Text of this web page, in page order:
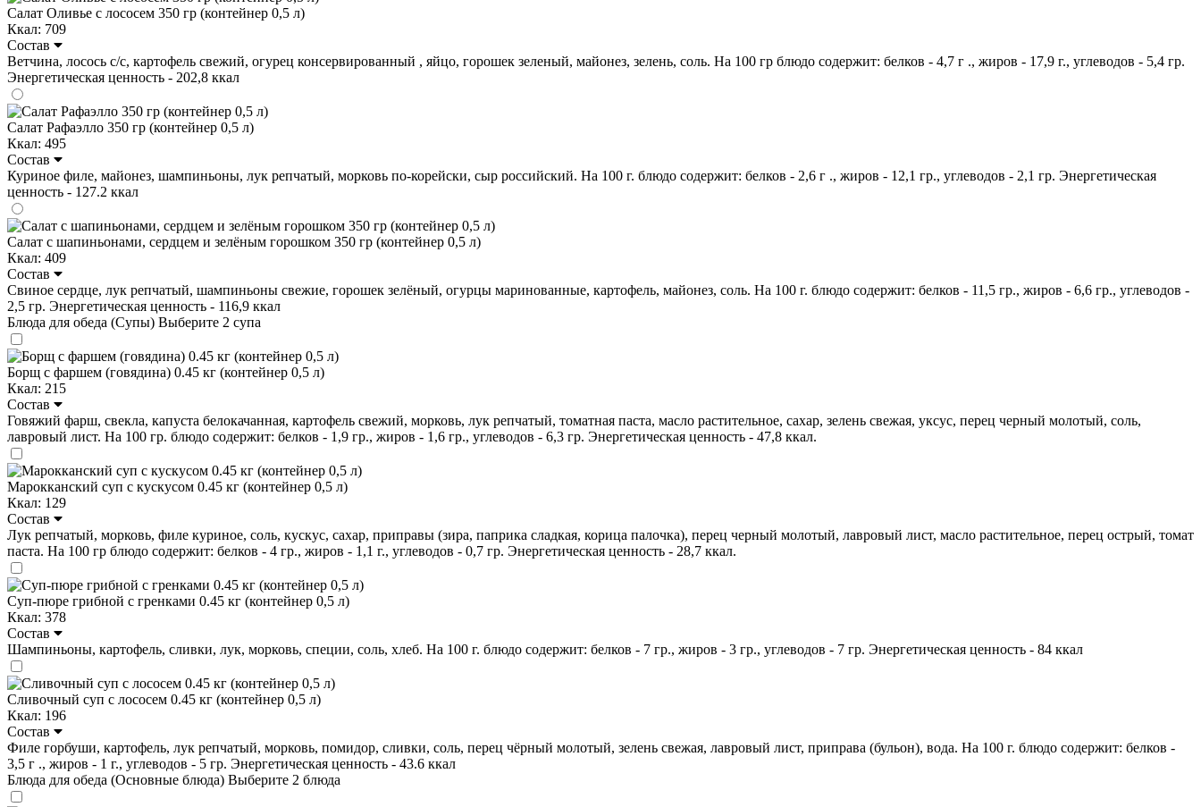
Салат Оливье с лососем 350 гр (контейнер 0,5 л)
Ккал: 709
Состав
Ветчина, лосось с/с, картофель свежий, огурец консервированный , яйцо, горошек зеленый, майонез, зелень, соль. На 100 гр блюдо содержит: белков - 4,7 г ., жиров - 17,9 г., углеводов - 5,4 гр.
Энергетическая ценность - 202,8 ккал
Салат Рафаэлло 350 гр (контейнер 0,5 л)
Ккал: 495
Состав
Куриное филе, майонез, шампиньоны, лук репчатый, морковь по-корейски, сыр российский. На 100 г. блюдо содержит: белков - 2,6 г ., жиров - 12,1 гр., углеводов - 2,1 гр. Энергетическая
ценность - 127.2 ккал
Салат с шапиньонами, сердцем и зелёным горошком 350 гр (контейнер 0,5 л)
Ккал: 409
Состав
Свиное сердце, лук репчатый, шампиньоны свежие, горошек зелёный, огурцы маринованные, картофель, майонез, соль. На 100 г. блюдо содержит: белков - 11,5 гр., жиров - 6,6 гр., углеводов -
2,5 гр. Энергетическая ценность - 116,9 ккал
Блюда для обеда (Супы) Выберите 2 супа
Борщ с фаршем (говядина) 0.45 кг (контейнер 0,5 л)
Ккал: 215
Состав
Говяжий фарш, свекла, капуста белокачанная, картофель свежий, морковь, лук репчатый, томатная паста, масло растительное, сахар, зелень свежая, уксус, перец черный молотый, соль,
лавровый лист. На 100 гр. блюдо содержит: белков - 1,9 гр., жиров - 1,6 гр., углеводов - 6,3 гр. Энергетическая ценность - 47,8 ккал.
Марокканский суп с кускусом 0.45 кг (контейнер 0,5 л)
Ккал: 129
Состав
Лук репчатый, морковь, филе куриное, соль, кускус, сахар, приправы (зира, паприка сладкая, корица палочка), перец черный молотый, лавровый лист, масло растительное, перец острый, томат
паста. На 100 гр блюдо содержит: белков - 4 гр., жиров - 1,1 г., углеводов - 0,7 гр. Энергетическая ценность - 28,7 ккал.
Суп-пюре грибной с гренками 0.45 кг (контейнер 0,5 л)
Ккал: 378
Состав
Шампиньоны, картофель, сливки, лук, морковь, специи, cоль, хлеб. На 100 г. блюдо содержит: белков - 7 гр., жиров - 3 гр., углеводов - 7 гр. Энергетическая ценность - 84 ккал
Сливочный суп с лососем 0.45 кг (контейнер 0,5 л)
Ккал: 196
Состав
Филе горбуши, картофель, лук репчатый, морковь, помидор, сливки, соль, перец чёрный молотый, зелень свежая, лавровый лист, приправа (бульон), вода. На 100 г. блюдо содержит: белков -
3,5 г ., жиров - 1 г., углеводов - 5 гр. Энергетическая ценность - 43.6 ккал
Блюда для обеда (Основные блюда) Выберите 2 блюда